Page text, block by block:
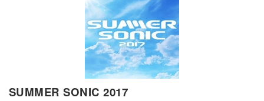
SUMMER SONIC 2017